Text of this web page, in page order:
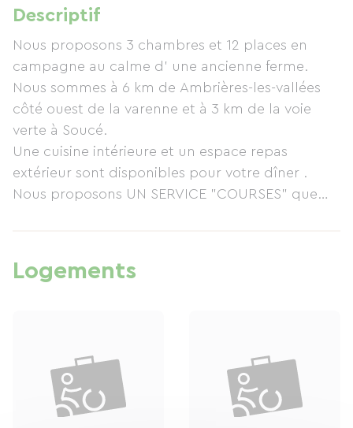
Descriptif
Nous proposons 3 chambres et 12 places en
campagne au calme d' une ancienne ferme.
Nous sommes à 6 km de Ambrières-les-vallées
côté ouest de la varenne et à 3 km de la voie
verte à Soucé.
Une cuisine intérieure et un espace repas
extérieur sont disponibles pour votre dîner .
Nous proposons UN SERVICE "COURSES" que
aucun traitement.
Pour plus de services n'hésitez pas à nous
contacter au
02 43 04 94 17 ou
Logements